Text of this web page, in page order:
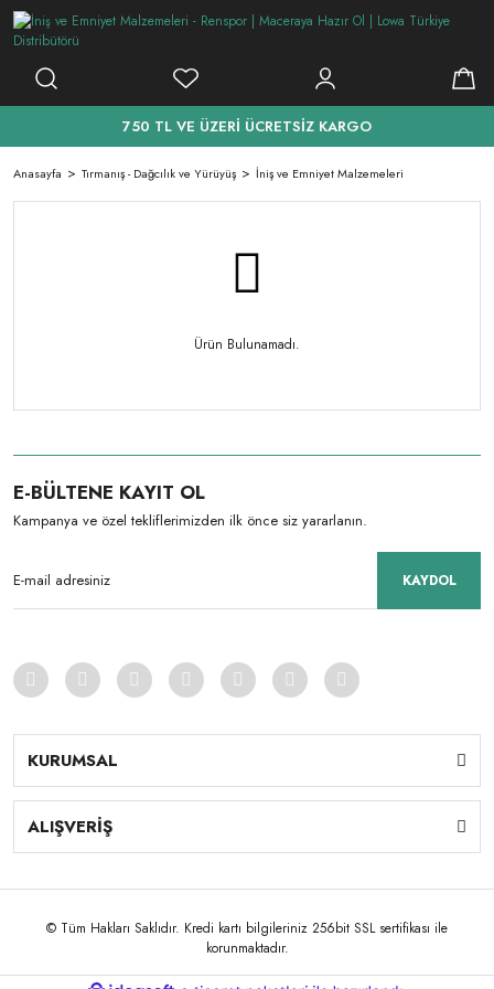
750 TL VE ÜZERİ ÜCRETSİZ KARGO
Anasayfa Tırmanış - Dağcılık ve Yürüyüş İniş ve Emniyet Malzemeleri
Ürün Bulunamadı.
E-BÜLTENE KAYIT OL
Kampanya ve özel tekliflerimizden ilk önce siz yararlanın.
KAYDOL
KURUMSAL
ALIŞVERİŞ
© Tüm Hakları Saklıdır. Kredi kartı bilgileriniz 256bit SSL sertifikası ile
korunmaktadır.